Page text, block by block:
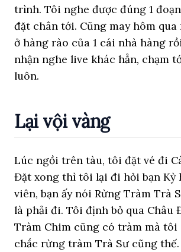
trình. Tôi nghe được đúng 1
đặt chân tới. Cũng may hôm qua
ở hàng rào của 1 cái nhà hàng
nhận nghe live khác hẳn, chạm
luôn.
Lại vội vàng
Lúc ngồi trên tàu, tôi đặt vé đi
Đặt xong thì tôi lại đi hỏi bạn Kỳ
viên, bạn ấy nói Rừng Tràm Trà
là phải đi. Tôi định bỏ qua Châu
Tràm Chim cũng có tràm mà tôi
chắc rừng tràm Trà Sư cũng